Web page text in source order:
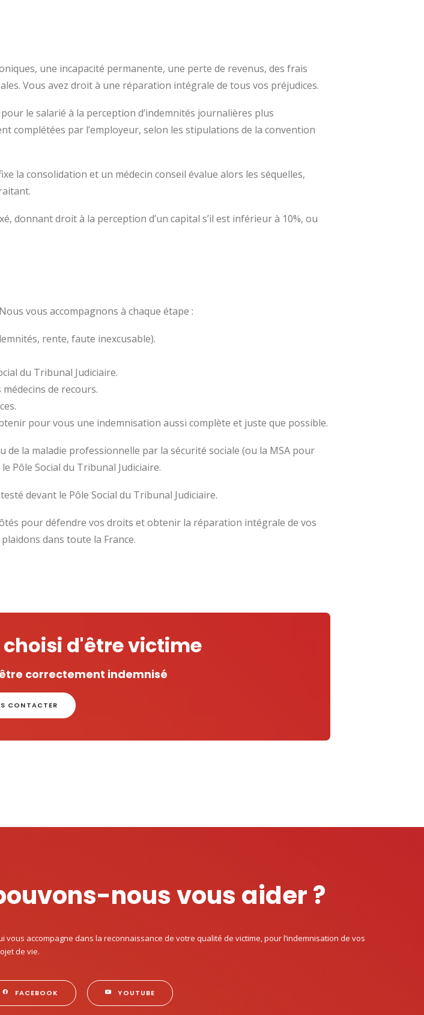
une incapacité permanente, une perte de revenus, des frais
Vous avez droit à une réparation intégrale de tous vos préjudices.
le salarié à la perception d’indemnités journalières plus
complétées par l’employeur, selon les stipulations de la convention
la consolidation et un médecin conseil évalue alors les séquelles,
donnant droit à la perception d’un capital s’il est inférieur à 10%, ou
vous accompagnons à chaque étape :
rente, faute inexcusable).
du Tribunal Judiciaire.
de recours.
pour vous une indemnisation aussi complète et juste que possible.
de la maladie professionnelle par la sécurité sociale (ou la MSA pour
Pôle Social du Tribunal Judiciaire.
devant le Pôle Social du Tribunal Judiciaire.
pour défendre vos droits et obtenir la réparation intégrale de vos
dans toute la France.
d'être victime
correctement indemnisé
CONTACTER
nous vous aider ?
vous accompagne dans la reconnaissance de votre qualité de victime, pour l’indemnisation de vos
de vie.
FACEBOOK YOUTUBE